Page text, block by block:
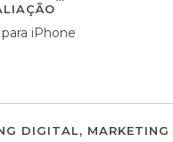
iPhone
DIGITAL,